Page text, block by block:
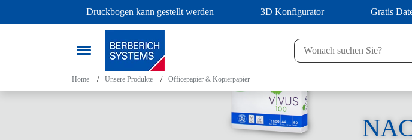
Druckbogen kann gestellt werden 3D Konfigurator Gratis
Home Unsere Produkte Officepapier & Kopierpapier